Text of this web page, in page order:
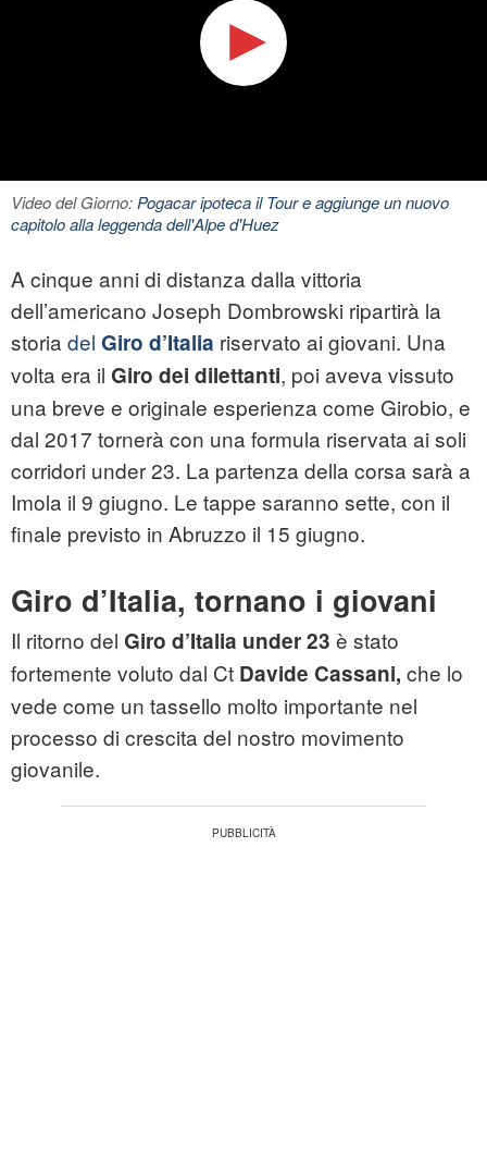
Video del Giorno:Pogacar ipoteca il Tour e aggiunge un nuovo
capitolo alla leggenda dell'Alpe d'Huez
A cinque anni di distanza dalla vittoria
dell’americano Joseph Dombrowski ripartirà la
storia del Giro d’Italia riservato ai giovani. Una
volta era il Giro dei dilettanti, poi aveva vissuto
una breve e originale esperienza come Girobio, e
dal 2017 tornerà con una formula riservata ai soli
corridori under 23. La partenza della corsa sarà a
Imola il 9 giugno. Le tappe saranno sette, con il
finale previsto in Abruzzo il 15 giugno.
Giro d’Italia, tornano i giovani
Il ritorno del Giro d’Italia under 23 è stato
fortemente voluto dal Ct Davide Cassani, che lo
vede come un tassello molto importante nel
processo di crescita del nostro movimento
giovanile.